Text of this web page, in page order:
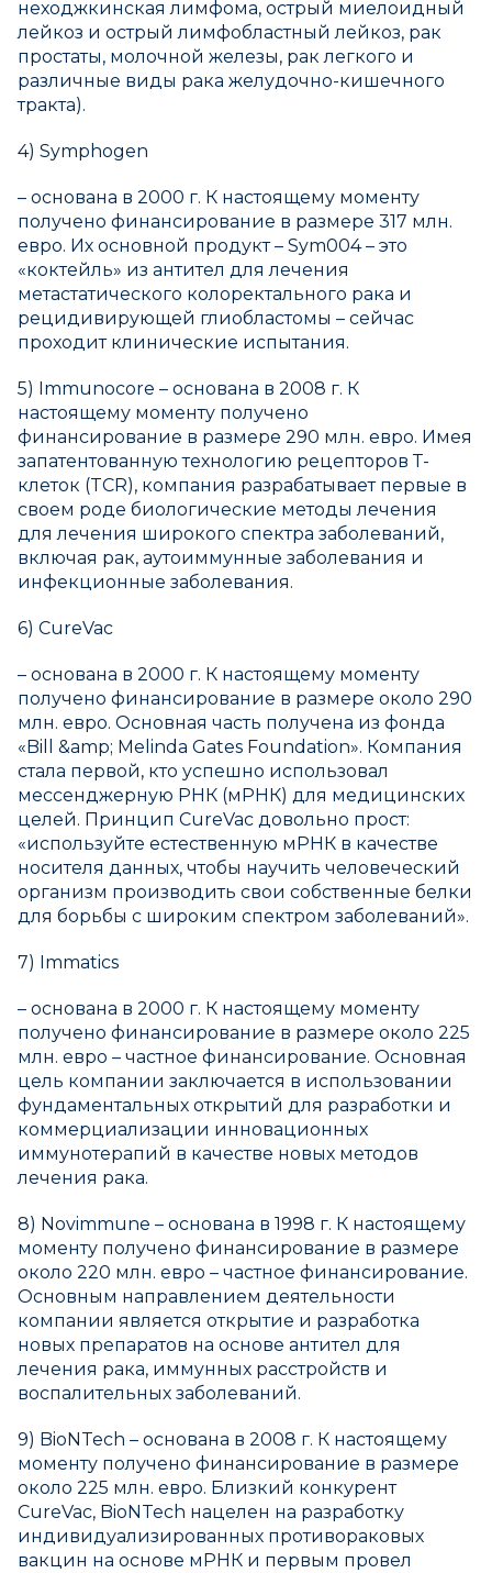
неходжкинская лимфома, острый миелоидный
лейкоз и острый лимфобластный лейкоз, рак
простаты, молочной железы, рак легкого и
различные виды рака желудочно-кишечного
тракта).
4) Symphogen
– основана в 2000 г. К настоящему моменту
получено финансирование в размере 317 млн.
евро. Их основной продукт – Sym004 – это
«коктейль» из антител для лечения
метастатического колоректального рака и
рецидивирующей глиобластомы – сейчас
проходит клинические испытания.
5) Immunocore – основана в 2008 г. К
настоящему моменту получено
финансирование в размере 290 млн. евро. Имея
запатентованную технологию рецепторов Т-
клеток (TCR), компания разрабатывает первые в
своем роде биологические методы лечения
для лечения широкого спектра заболеваний,
включая рак, аутоиммунные заболевания и
инфекционные заболевания.
6) CureVac
– основана в 2000 г. К настоящему моменту
получено финансирование в размере около 290
млн. евро. Основная часть получена из фонда
«Bill &amp; Melinda Gates Foundation». Компания
стала первой, кто успешно использовал
мессенджерную РНК (мРНК) для медицинских
целей. Принцип CureVac довольно прост:
«используйте естественную мРНК в качестве
носителя данных, чтобы научить человеческий
организм производить свои собственные белки
для борьбы с широким спектром заболеваний».
7) Immatics
– основана в 2000 г. К настоящему моменту
получено финансирование в размере около 225
млн. евро – частное финансирование. Основная
цель компании заключается в использовании
фундаментальных открытий для разработки и
коммерциализации инновационных
иммунотерапий в качестве новых методов
лечения рака.
8) Novimmune – основана в 1998 г. К настоящему
моменту получено финансирование в размере
около 220 млн. евро – частное финансирование.
Основным направлением деятельности
компании является открытие и разработка
новых препаратов на основе антител для
лечения рака, иммунных расстройств и
воспалительных заболеваний.
9) BioNTech – основана в 2008 г. К настоящему
моменту получено финансирование в размере
около 225 млн. евро. Близкий конкурент
CureVac, BioNTech нацелен на разработку
индивидуализированных противораковых
вакцин на основе мРНК и первым провел